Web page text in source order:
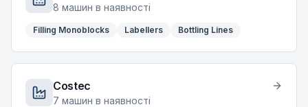
8 машин в наявності
Filling Monoblocks Labellers Bottling Lines
Costec
7 машин в наявності